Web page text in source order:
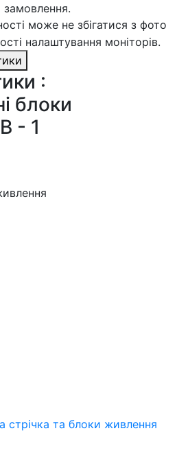
може не збігатися з фото
налаштування моніторів.
:
блоки
- 1
стрічка та блоки живлення